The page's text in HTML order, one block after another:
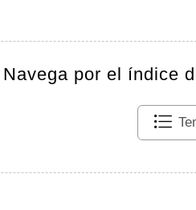
Navega por el índice